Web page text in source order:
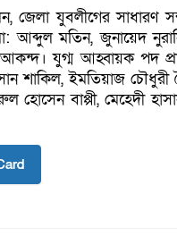
জেলা যুবলীগের সাধারণ
আব্দুল মতিন, জুনায়েদ
যুগ্ম আহ্বায়ক পদ
শাকিল, ইমতিয়াজ চৌধুরী
হোসেন বাপ্পী, মেহেদী